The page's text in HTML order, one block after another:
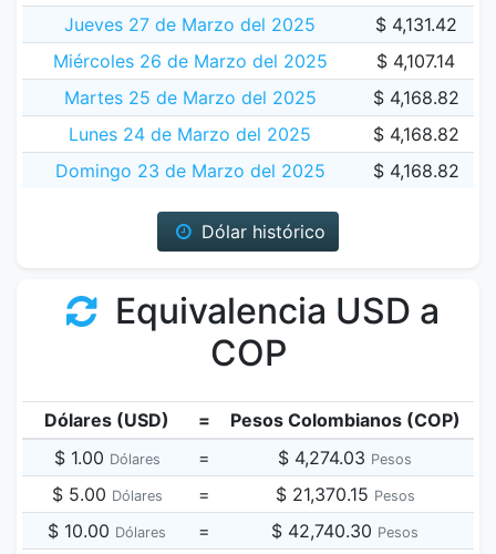
Jueves 27 de Marzo del 2025
$ 4,131.42
Miércoles 26 de Marzo del 2025
$ 4,107.14
Martes 25 de Marzo del 2025
$ 4,168.82
Lunes 24 de Marzo del 2025
$ 4,168.82
Domingo 23 de Marzo del 2025
$ 4,168.82
Dólar histórico
Equivalencia USD a
COP
Dólares (USD) =
Pesos Colombianos (COP)
$ 1.00 Dólares = $ 4,274.03 Pesos
$ 5.00 Dólares = $ 21,370.15 Pesos
$ 10.00 Dólares = $ 42,740.30 Pesos